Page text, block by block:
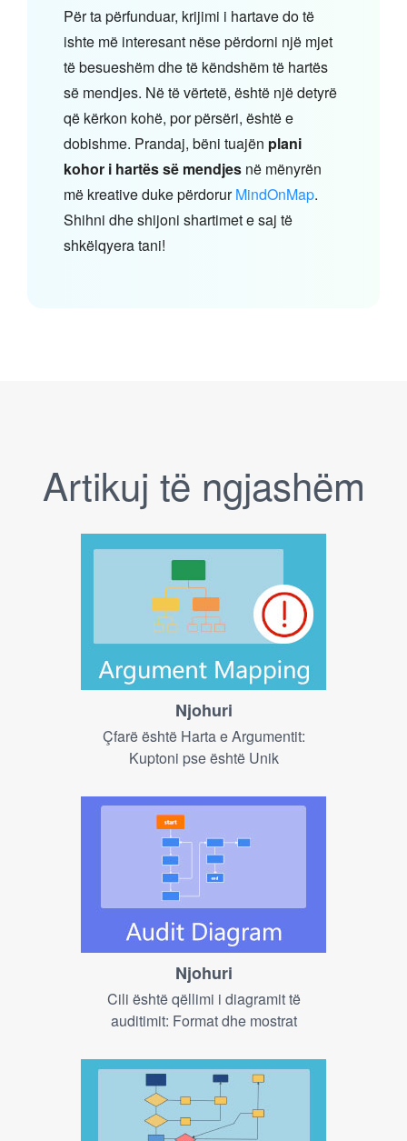
Për ta përfunduar, krijimi i hartave do të
ishte më interesant nëse përdorni një mjet
të besueshëm dhe të këndshëm të hartës
së mendjes. Në të vërtetë, është një detyrë
që kërkon kohë, por përsëri, është e
dobishme. Prandaj, bëni tuajën plani
kohor i hartës së mendjes në mënyrën
më kreative duke përdorurMindOnMap.
Shihni dhe shijoni shartimet e saj të
shkëlqyera tani!
Artikuj të ngjashëm
Njohuri
Çfarë është Harta e Argumentit:
Kuptoni pse është Unik
Njohuri
Cili është qëllimi i diagramit të
auditimit: Format dhe mostrat